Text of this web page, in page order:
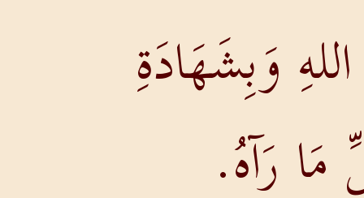
وَبِشَهَادَةِ
رَآهُ.